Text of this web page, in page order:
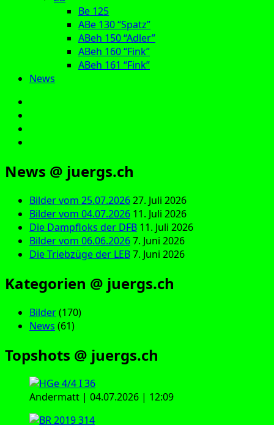
Be 125
ABe 130 “Spatz”
ABeh 150 “Adler”
ABeh 160 “Fink”
ABeh 161 “Fink”
News
News @ juergs.ch
Bilder vom 25.07.202627. Juli 2026
Bilder vom 04.07.2026 11. Juli 2026
Die Dampfloks der DFB 11. Juli 2026
Bilder vom 06.06.20267. Juni 2026
Die Triebzüge der LEB7. Juni 2026
Kategorien @ juergs.ch
Bilder(170)
News (61)
Topshots @ juergs.ch
Andermatt | 04.07.2026 | 12:09